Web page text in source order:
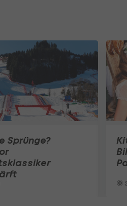
Sprünge?